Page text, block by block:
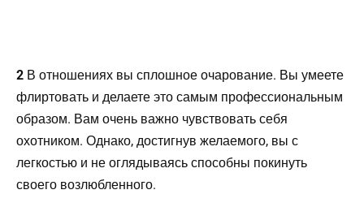
2 В отношениях вы сплошное очарование. Вы умеете
флиртовать и делаете это самым профессиональным
образом. Вам очень важно чувствовать себя
охотником. Однако, достигнув желаемого, вы с
легкостью и не оглядываясь способны покинуть
своего возлюбленного.